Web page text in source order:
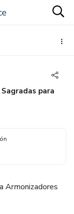
para
Armonizadores